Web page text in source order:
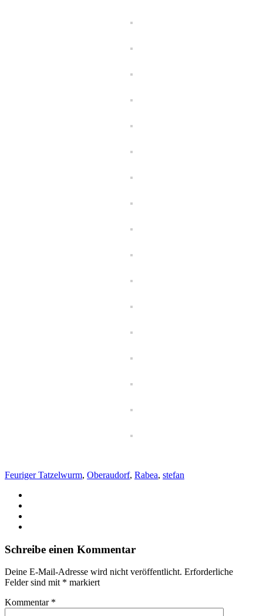
Feuriger Tatzelwurm, Oberaudorf, Rabea, stefan
Schreibe einen Kommentar
Deine E-Mail-Adresse wird nicht veröffentlicht. Erforderliche
Felder sind mit * markiert
Kommentar *